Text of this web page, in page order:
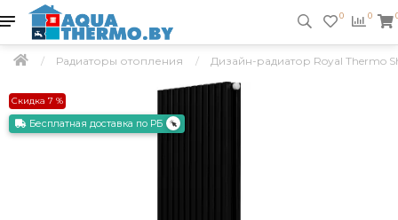
0 0
Радиаторы отопления Дизайн-радиатор Royal Thermo
Скидка 7 %
Бесплатная доставка по РБ